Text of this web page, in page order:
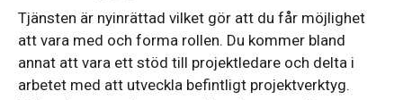
Tjänsten är nyinrättad vilket gör att du får möjlighet
att vara med och forma rollen. Du kommer bland
annat att vara ett stöd till projektledare och delta i
arbetet med att utveckla befintligt projektverktyg.